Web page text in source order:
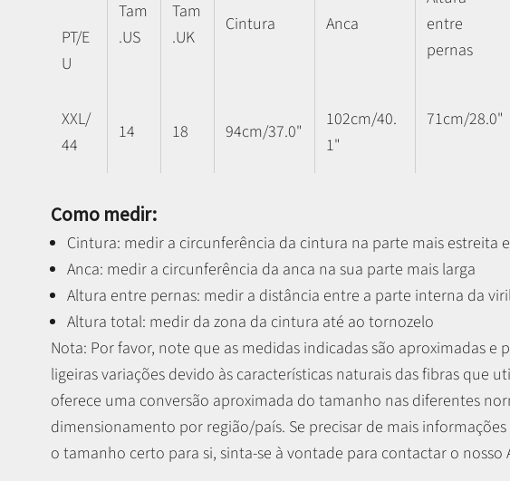
PT/E
U
Tam
.US
Tam
.UK
Cintura Anca
entre
pernas
XXL/
44
14 18 94cm/37.0"
102cm/40.
1"
71cm/28.0"
Como medir:
Cintura: medir a circunferência da cintura na parte mais estreita
Anca: medir a circunferência da anca na sua parte mais larga
Altura entre pernas: medir a distância entre a parte interna da
Altura total: medir da zona da cintura até ao tornozelo
Nota: Por favor, note que as medidas indicadas são aproximadas e
ligeiras variações devido às características naturais das fibras que
oferece uma conversão aproximada do tamanho nas diferentes
dimensionamento por região/país. Se precisar de mais
o tamanho certo para si, sinta-se à vontade para contactar o nosso